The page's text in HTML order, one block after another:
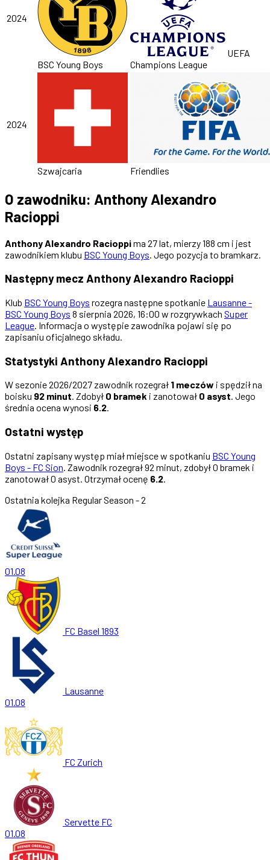
2024
BSC Young Boys
UEFA
Champions League
2024
Szwajcaria Friendlies
O zawodniku: Anthony Alexandro
Racioppi
Anthony Alexandro Racioppima 27 lat, mierzy 188 cm i jest
zawodnikiem klubu BSC Young Boys . Jego pozycja to bramkarz.
Następny mecz Anthony Alexandro Racioppi
Klub BSC Young Boys rozegra następne spotkanie Lausanne -
BSC Young Boys 8 sierpnia 2026, 16:00 w rozgrywkach Super
League. Informacja o występie zawodnika pojawi się po
zapisaniu oficjalnego składu.
Statystyki Anthony Alexandro Racioppi
W sezonie 2026/2027 zawodnik rozegrał 1 meczów i spędził na
boisku 92 minut. Zdobył 0 bramek i zanotował 0 asyst. Jego
średnia ocena wynosi 6.2.
Ostatni występ
Ostatni zapisany występ miał miejsce w spotkaniu BSC Young
Boys - FC Sion. Zawodnik rozegrał 92 minut, zdobył 0 bramek i
zanotował 0 asyst. Otrzymał ocenę 6.2.
Ostatnia kolejka Regular Season - 2
01.08
FC Basel 1893
Lausanne
01.08
FC Zurich
Servette FC
01.08